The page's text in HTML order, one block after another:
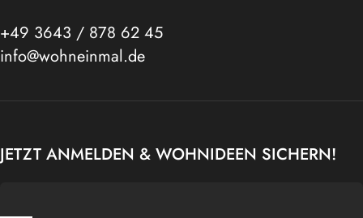
+49 3643 / 878 62 45
info@wohneinmal.de
JETZT ANMELDEN & WOHNIDEEN SICHERN!